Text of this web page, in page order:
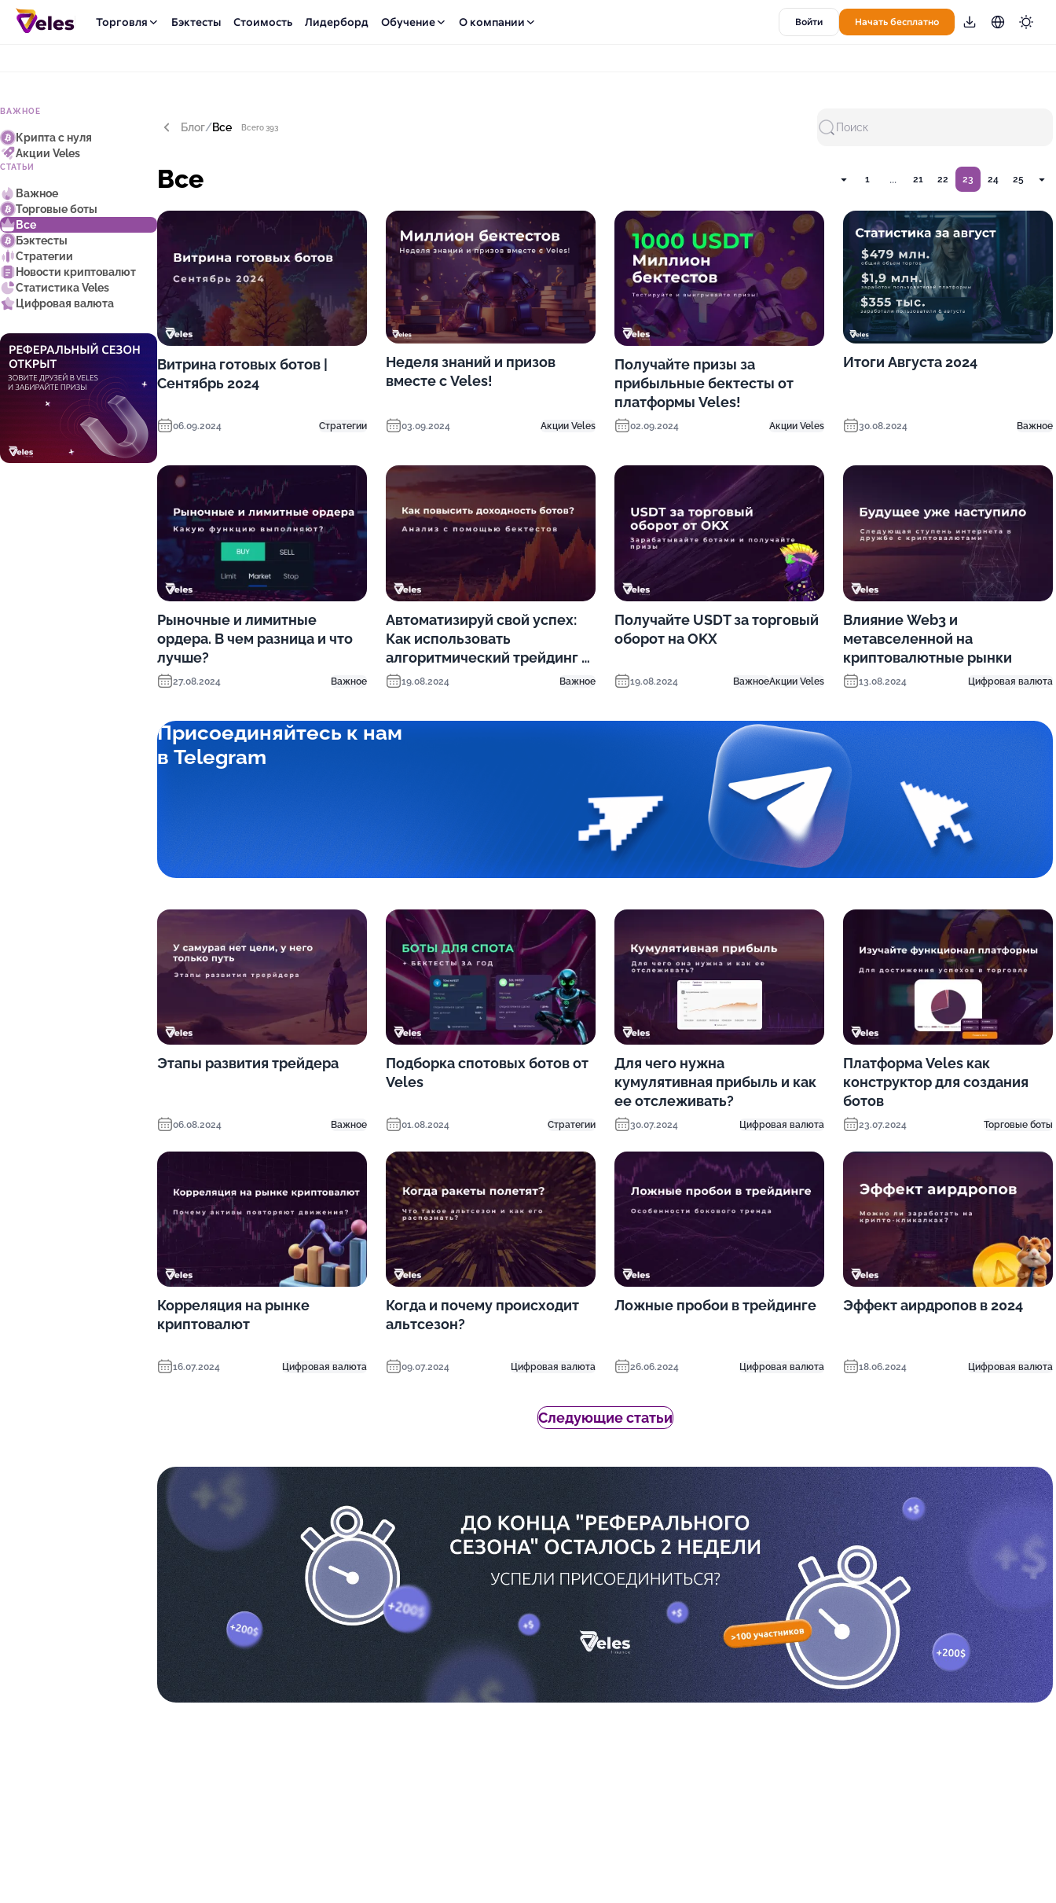
Торговля Бэктесты Стоимость Лидерборд Обучение О компании Войти Начать бесплатно
ВАЖНОЕ
Крипта с нуля
Акции Veles
СТАТЬИ
Важное
Торговые боты
Все
Бэктесты
Стратегии
Новости криптовалют
Статистика Veles
Цифровая валюта
Блог/Все Всего 393 Поиск
Все 1 ... 21 22 23 24 25
Витрина готовых ботов |
Сентябрь 2024
06.09.2024 Стратегии
Неделя знаний и призов
вместе с Veles!
03.09.2024 Акции Veles
Получайте призы за
прибыльные бектесты от
платформы Veles!
02.09.2024 Акции Veles
Итоги Августа 2024
30.08.2024 Важное
Рыночные и лимитные
ордера. В чем разница и что
лучше?
27.08.2024 Важное
Автоматизируй свой успех:
Как использовать
алгоритмический трейдинг и
бектестинг для повышения
19.08.2024 Важное
Получайте USDT за торговый
оборот на OKX
19.08.2024 ВажноеАкции Veles
Влияние Web3 и
метавселенной на
криптовалютные рынки
13.08.2024 Цифровая валюта
Присоединяйтесь к нам
в Telegram
Этапы развития трейдера
06.08.2024 Важное
Подборка спотовых ботов от
Veles
01.08.2024 Стратегии
Для чего нужна
кумулятивная прибыль и как
ее отслеживать?
30.07.2024 Цифровая валюта
Платформа Veles как
конструктор для создания
ботов
23.07.2024 Торговые боты
Корреляция на рынке
криптовалют
16.07.2024 Цифровая валюта
Когда и почему происходит
альтсезон?
09.07.2024 Цифровая валюта
Ложные пробои в трейдинге
26.06.2024 Цифровая валюта
Эффект аирдропов в 2024
18.06.2024 Цифровая валюта
Следующие статьи